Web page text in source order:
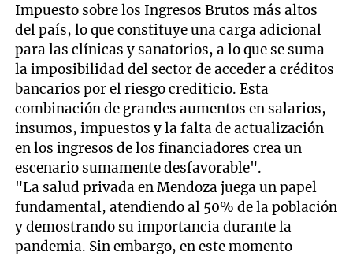
Impuesto sobre los Ingresos Brutos más altos
del país, lo que constituye una carga adicional
para las clínicas y sanatorios, a lo que se suma
la imposibilidad del sector de acceder a créditos
bancarios por el riesgo crediticio. Esta
combinación de grandes aumentos en salarios,
insumos, impuestos y la falta de actualización
en los ingresos de los financiadores crea un
escenario sumamente desfavorable".
"La salud privada en Mendoza juega un papel
fundamental, atendiendo al 50% de la población
y demostrando su importancia durante la
pandemia. Sin embargo, en este momento